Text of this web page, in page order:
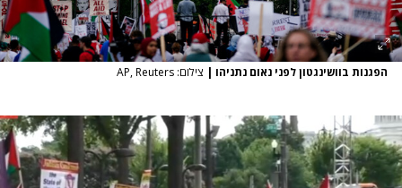
הפגנות בוושינגטון לפני נאום נתניהו | צילום: AP, Reuters